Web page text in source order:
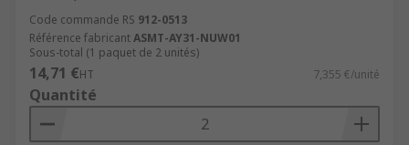
Code commande RS 912-0513
Référence fabricantASMT-AY31-NUW01
Sous-total (1 paquet de 2 unités)
14,71 €HT 7,355 €/unité
Quantité